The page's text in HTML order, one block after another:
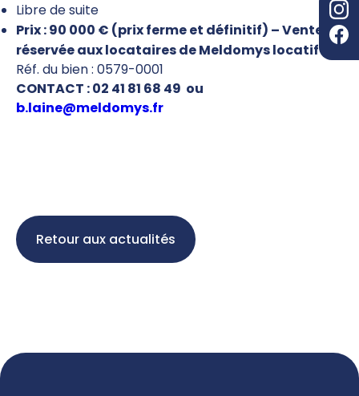
Libre de suite
Prix : 90 000 € (prix ferme et définitif) – Vente
réservée aux locataires de Meldomys locatif
Réf. du bien : 0579-0001
CONTACT : 02 41 81 68 49 ou
b.laine@meldomys.fr
Retour aux actualités